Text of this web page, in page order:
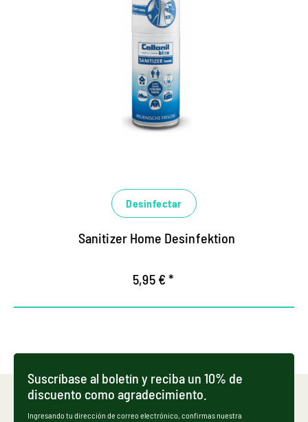
El experto en higiene para las
áreas.
Desinfectante altamente efectivo para todas las
superficies resistentes al alcohol.
Elimina los gérmenes en poco tiempo, funciona
fragancia fresca y duradera.
Desinfectar
Sanitizer Home Desinfektion
5,95 € *
Suscríbase al boletín y reciba un 10% de
discuento como agradecimiento.
Ingresando tu dirección de correo electrónico, confirmas nuestra